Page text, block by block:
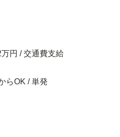
円 / 交通費支給
らOK / 単発